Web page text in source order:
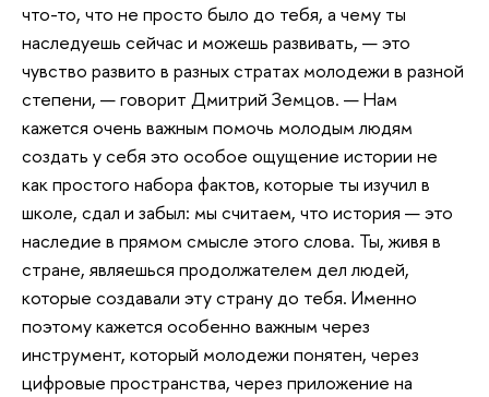
что-то, что не просто было до тебя, а чему ты
наследуешь сейчас и можешь развивать, — это
чувство развито в разных стратах молодежи в разной
степени, — говорит Дмитрий Земцов. — Нам
кажется очень важным помочь молодым людям
создать у себя это особое ощущение истории не
как простого набора фактов, которые ты изучил в
школе, сдал и забыл: мы считаем, что история — это
наследие в прямом смысле этого слова. Ты, живя в
стране, являешься продолжателем дел людей,
которые создавали эту страну до тебя. Именно
поэтому кажется особенно важным через
инструмент, который молодежи понятен, через
цифровые пространства, через приложение на